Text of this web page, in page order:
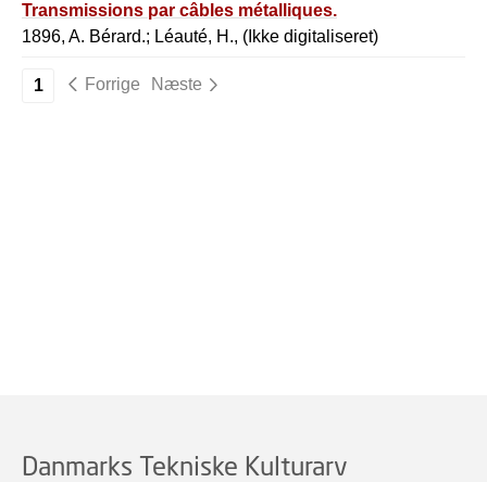
Transmissions par câbles métalliques.
1896, A. Bérard.; Léauté, H., (Ikke digitaliseret)
1 Forrige Næste
Danmarks Tekniske Kulturarv